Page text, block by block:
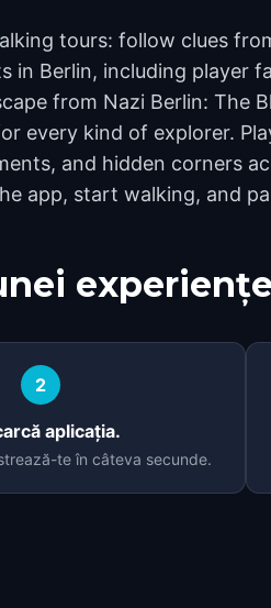
tours: follow clues
Berlin, including player
from Nazi Berlin: The
every kind of explorer.
and hidden corners
app, start walking, and
2
aplicația.
te în câteva secunde.